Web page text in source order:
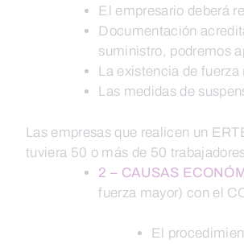
El empresario deberá
Documentación
suministro, podremos
La existencia de
Las medidas de
Las empresas que realicen un
tuviera 50 o más de 50
2 – CAUSAS
fuerza mayor) con el
El